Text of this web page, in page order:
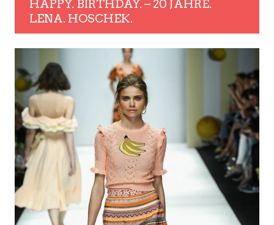
HAPPY. BIRTHDAY. – 20 JAHRE.
LENA. HOSCHEK.